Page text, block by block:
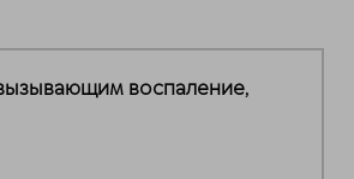
воспаление,